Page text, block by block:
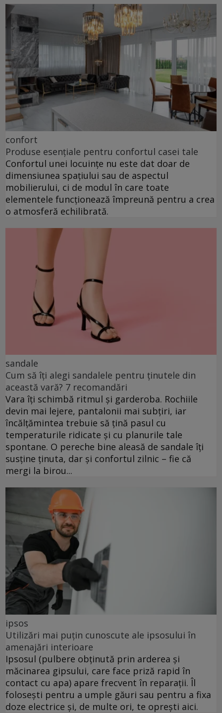
confort
Produse esențiale pentru confortul casei tale
Confortul unei locuințe nu este dat doar de
dimensiunea spațiului sau de aspectul
mobilierului, ci de modul în care toate
elementele funcționează împreună pentru a crea
o atmosferă echilibrată.
sandale
Cum să îți alegi sandalele pentru ținutele din
această vară? 7 recomandări
Vara îți schimbă ritmul și garderoba. Rochiile
devin mai lejere, pantalonii mai subțiri, iar
încălțămintea trebuie să țină pasul cu
temperaturile ridicate și cu planurile tale
spontane. O pereche bine aleasă de sandale îți
susține ținuta, dar și confortul zilnic – fie că
mergi la birou...
ipsos
Utilizări mai puțin cunoscute ale ipsosului în
amenajări interioare
Ipsosul (pulbere obținută prin arderea și
măcinarea gipsului, care face priză rapid în
contact cu apa) apare frecvent în reparații. Îl
folosești pentru a umple găuri sau pentru a fixa
doze electrice și, de multe ori, te oprești aici.